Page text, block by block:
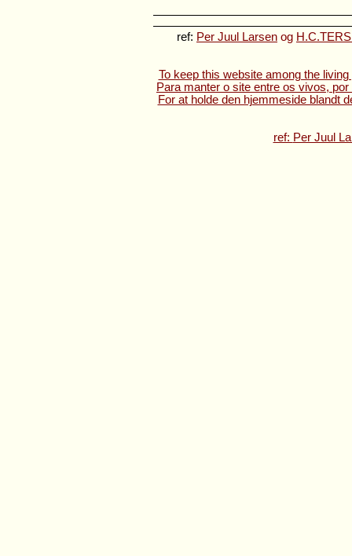
ref: Per Juul Larsen og
To keep this website among the
Para manter o site entre os vivos,
For at holde den hjemmeside blandt
ref: Per Juul